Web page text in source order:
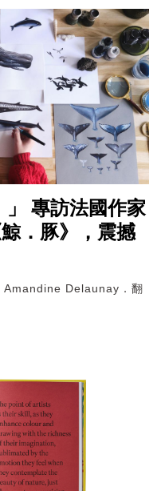
」 專訪法國作家
．豚》，震撼
Amandine Delaunay．翻